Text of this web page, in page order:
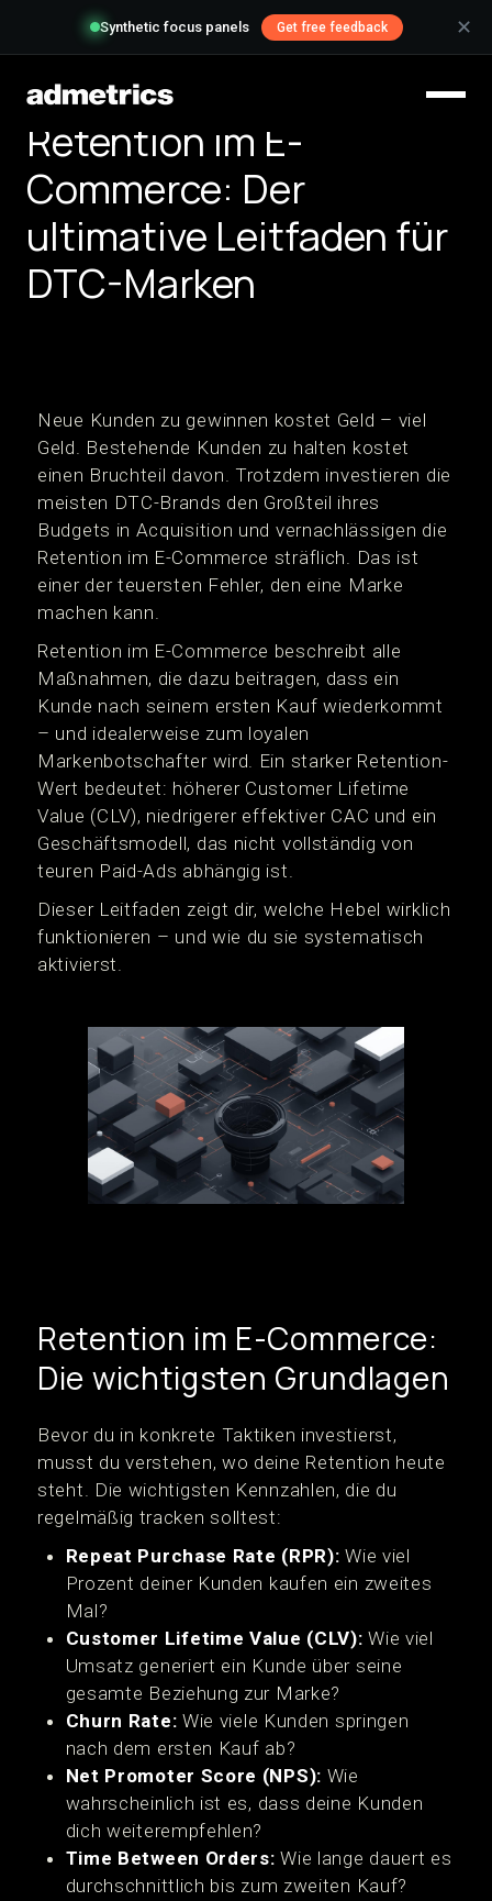
Synthetic focus panels Get free feedback ✕
Retention im E-
Commerce: Der
ultimative Leitfaden für
DTC-Marken
Neue Kunden zu gewinnen kostet Geld – viel
Geld. Bestehende Kunden zu halten kostet
einen Bruchteil davon. Trotzdem investieren die
meisten DTC-Brands den Großteil ihres
Budgets in Acquisition und vernachlässigen die
Retention im E-Commerce sträflich. Das ist
einer der teuersten Fehler, den eine Marke
machen kann.
Retention im E-Commerce beschreibt alle
Maßnahmen, die dazu beitragen, dass ein
Kunde nach seinem ersten Kauf wiederkommt
– und idealerweise zum loyalen
Markenbotschafter wird. Ein starker Retention-
Wert bedeutet: höherer Customer Lifetime
Value (CLV), niedrigerer effektiver CAC und ein
Geschäftsmodell, das nicht vollständig von
teuren Paid-Ads abhängig ist.
Dieser Leitfaden zeigt dir, welche Hebel wirklich
funktionieren – und wie du sie systematisch
aktivierst.
Retention im E-Commerce:
Die wichtigsten Grundlagen
Bevor du in konkrete Taktiken investierst,
musst du verstehen, wo deine Retention heute
steht. Die wichtigsten Kennzahlen, die du
regelmäßig tracken solltest:
Repeat Purchase Rate (RPR): Wie viel
Prozent deiner Kunden kaufen ein zweites
Mal?
Customer Lifetime Value (CLV): Wie viel
Umsatz generiert ein Kunde über seine
gesamte Beziehung zur Marke?
Churn Rate: Wie viele Kunden springen
nach dem ersten Kauf ab?
Net Promoter Score (NPS): Wie
wahrscheinlich ist es, dass deine Kunden
dich weiterempfehlen?
Time Between Orders: Wie lange dauert es
durchschnittlich bis zum zweiten Kauf?